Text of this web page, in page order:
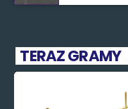
TERAZ GRAMY